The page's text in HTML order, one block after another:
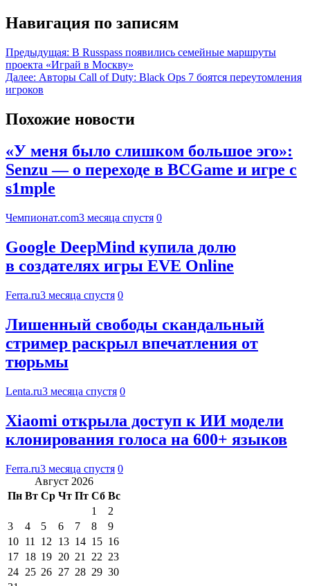
Навигация по записям
Предыдущая: В Russpass появились семейные маршруты
проекта «Играй в Москву»
Далее: Авторы Call of Duty: Black Ops 7 боятся переутомления
игроков
Похожие новости
«У меня было слишком большое эго»:
Senzu — о переходе в BCGame и игре с
s1mple
Чемпионат.com3 месяца спустя 0
Google DeepMind купила долю
в создателях игры EVE Online
Ferra.ru3 месяца спустя 0
Лишенный свободы скандальный
стример раскрыл впечатления от
тюрьмы
Lenta.ru3 месяца спустя 0
Xiaomi открыла доступ к ИИ модели
клонирования голоса на 600+ языков
Ferra.ru3 месяца спустя 0
Август 2026
Пн Вт Ср Чт Пт Сб Вс
1
2
3
4 5 6 7 8
9
10 11 12 13 14 15 16
17 18 19 20 21 22 23
24 25 26 27 28 29 30